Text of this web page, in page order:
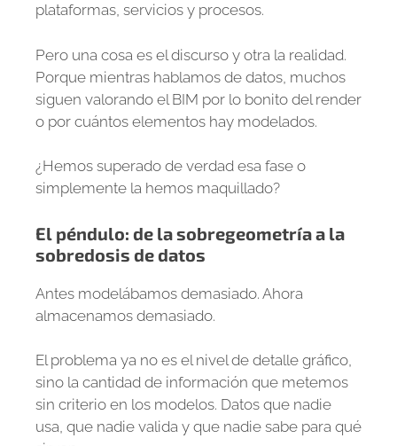
plataformas, servicios y procesos.
Pero una cosa es el discurso y otra la realidad.
Porque mientras hablamos de datos, muchos
siguen valorando el BIM por lo bonito del render
o por cuántos elementos hay modelados.
¿Hemos superado de verdad esa fase o
simplemente la hemos maquillado?
El péndulo: de la sobregeometría a la
sobredosis de datos
Antes modelábamos demasiado. Ahora
almacenamos demasiado.
El problema ya no es el nivel de detalle gráfico,
sino la cantidad de información que metemos
sin criterio en los modelos. Datos que nadie
usa, que nadie valida y que nadie sabe para qué